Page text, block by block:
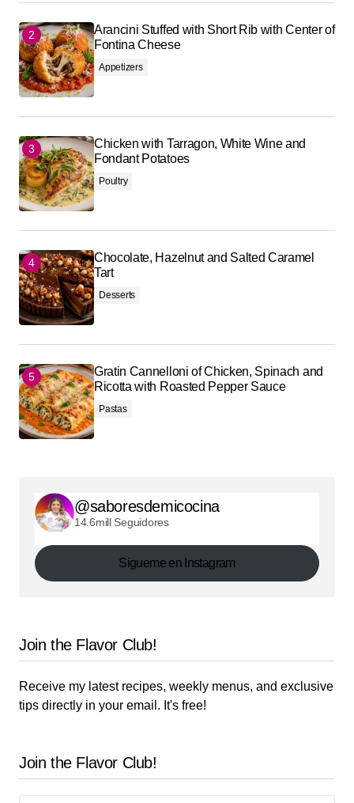
Arancini Stuffed with Short Rib with Center of
Fontina Cheese
Appetizers
Chicken with Tarragon, White Wine and
Fondant Potatoes
Poultry
Chocolate, Hazelnut and Salted Caramel
Tart
Desserts
Gratin Cannelloni of Chicken, Spinach and
Ricotta with Roasted Pepper Sauce
Pastas
@saboresdemicocina
14.6mill Seguidores
Sigueme en Instagram
Join the Flavor Club!
Receive my latest recipes, weekly menus, and exclusive
tips directly in your email. It's free!
Join the Flavor Club!